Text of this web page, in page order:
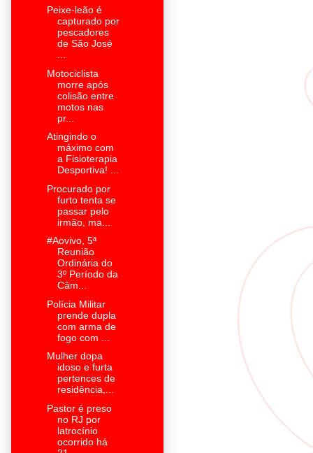
Peixe-leão é
capturado por
pescadores
de São José
...
Motociclista
morre após
colisão entre
motos nas
pr...
Atingindo o
máximo com
a Fisioterapia
Desportiva! ...
Procurado por
furto tenta se
passar pelo
irmão, ma...
#Aovivo, 5ª
Reunião
Ordinária do
3º Período da
Câm...
Polícia Militar
prende dupla
com arma de
fogo com ...
Mulher dopa
idoso e furta
pertences de
residência,...
Pastor é preso
no RJ por
latrocínio
ocorrido há